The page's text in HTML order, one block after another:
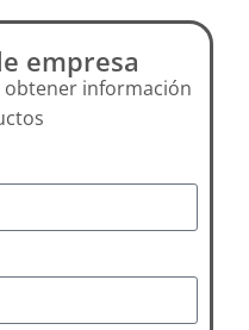
empresa
obtener información